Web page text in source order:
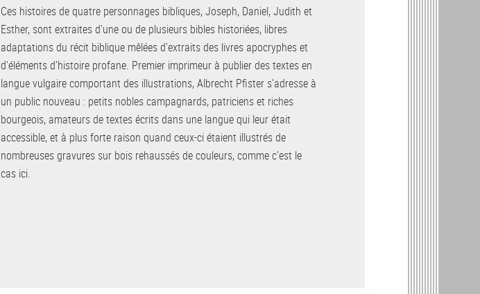
Ces histoires de quatre personnages bibliques, Joseph, Daniel, Judith et
Esther, sont extraites d’une ou de plusieurs bibles historiées, libres
adaptations du récit biblique mêlées d’extraits des livres apocryphes et
d’éléments d’histoire profane. Premier imprimeur à publier des textes en
langue vulgaire comportant des illustrations, Albrecht Pfister s’adresse à
un public nouveau : petits nobles campagnards, patriciens et riches
bourgeois, amateurs de textes écrits dans une langue qui leur était
accessible, et à plus forte raison quand ceux-ci étaient illustrés de
nombreuses gravures sur bois rehaussés de couleurs, comme c’est le
cas ici.